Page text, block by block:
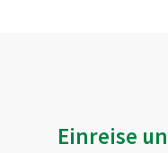
Einreise